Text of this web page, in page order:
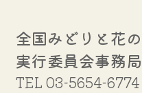
全国みどりと花
実行委員会事務局
TEL 03-5654-6774